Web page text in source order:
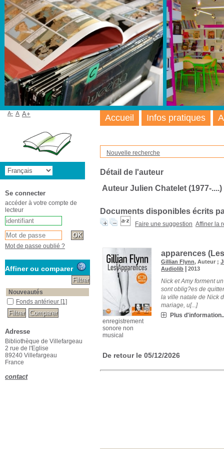
Nouvelle recherche
Détail de l'auteur
Auteur Julien Chatelet (1977-....)
Documents disponibles écrits
Faire une suggestion Affiner la
enregistrement
sonore non
musical
apparences
Gillian Flynn, Auteur ;
Audiolib |2013
Nick et Amy forment
sont oblig?es de
la ville natale de Nick
mariage, u[...]
Plus
De retour le 05/12/2026
Accueil Infos pratiques
A- A A+
Se connecter
accéder à votre compte de
lecteur
Mot de passe oublié ?
Affiner ou comparer
Nouveautés
Fonds antérieur [1]
Adresse
Bibliothèque de Villefargeau
2 rue de l'Eglise
89240 Villefargeau
France
contact